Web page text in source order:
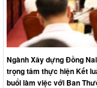
Ngành Xây dựng Đồng
trọng tâm thực hiện Kết
buổi làm việc với Ban